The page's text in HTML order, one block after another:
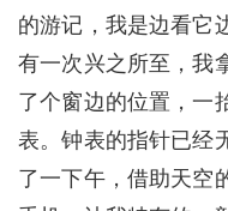
的游记，我是边看它
有一次兴之所至，我
了个窗边的位置，一
表。钟表的指针已经
了一下午，借助天空